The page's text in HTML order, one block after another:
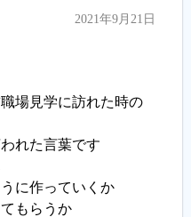
2021年9月21日
場見学に訪れた時の
れた言葉です
に作っていくか
もらうか